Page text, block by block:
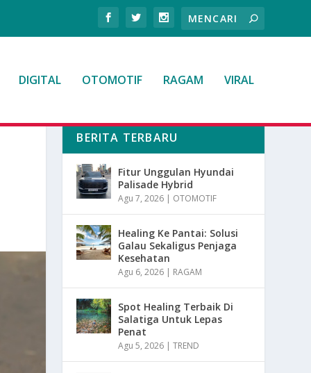
DIGITAL OTOMOTIF RAGAM VIRAL
BERITA TERBARU
Fitur Unggulan Hyundai
Palisade Hybrid
Agu 7, 2026 | OTOMOTIF
Healing Ke Pantai: Solusi
Galau Sekaligus Penjaga
Kesehatan
Agu 6, 2026 | RAGAM
Spot Healing Terbaik Di
Salatiga Untuk Lepas
Penat
Agu 5, 2026 |TREND